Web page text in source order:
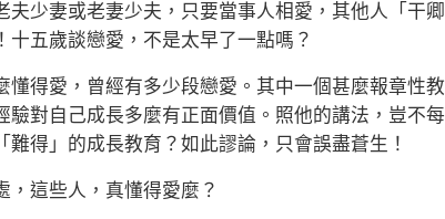
少妻或老妻少夫，只要當事人相愛，其他人「干卿
五歲談戀愛，不是太早了一點嗎？
得愛，曾經有多少段戀愛。其中一個甚麼報章性教
對自己成長多麼有正面價值。照他的講法，豈不每
得」的成長教育？如此謬論，只會誤盡蒼生！
這些人，真懂得愛麼？